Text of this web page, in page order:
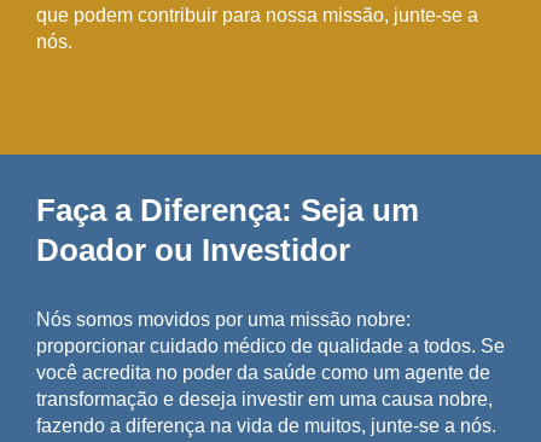
que podem contribuir para nossa missão, junte-se a
nós.
Faça a Diferença: Seja um
Doador ou Investidor
Nós somos movidos por uma missão nobre:
proporcionar cuidado médico de qualidade a todos. Se
você acredita no poder da saúde como um agente de
transformação e deseja investir em uma causa nobre,
fazendo a diferença na vida de muitos, junte-se a nós.